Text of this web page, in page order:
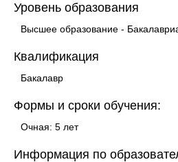
Уровень образования
Высшее образование -
Квалификация
Бакалавр
Формы и сроки обучения:
Очная: 5 лет
Информация по